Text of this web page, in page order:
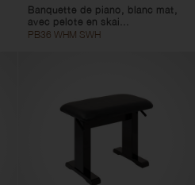
Banquette de piano, blanc mat,
avec pelote en skai...
PB36 WHM SWH